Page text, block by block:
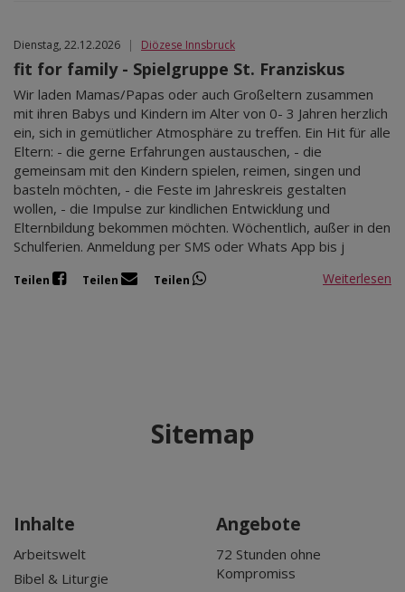
Dienstag, 22.12.2026 | Diözese Innsbruck
fit for family - Spielgruppe St. Franziskus
Wir laden Mamas/Papas oder auch Großeltern zusammen
mit ihren Babys und Kindern im Alter von 0- 3 Jahren herzlich
ein, sich in gemütlicher Atmosphäre zu treffen. Ein Hit für alle
Eltern: - die gerne Erfahrungen austauschen, - die
gemeinsam mit den Kindern spielen, reimen, singen und
basteln möchten, - die Feste im Jahreskreis gestalten
wollen, - die Impulse zur kindlichen Entwicklung und
Elternbildung bekommen möchten. Wöchentlich, außer in den
Schulferien. Anmeldung per SMS oder Whats App bis j
Teilen Teilen Teilen Weiterlesen
Sitemap
Inhalte
Arbeitswelt
Bibel & Liturgie
Angebote
72 Stunden ohne
Kompromiss